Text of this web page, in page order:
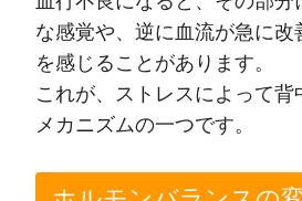
な感覚や、逆に血流が急に改
を感じることがあります。
これが、ストレスによって背
メカニズムの一つです。